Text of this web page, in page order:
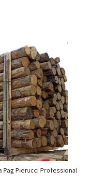
Pag Pierucci Professional